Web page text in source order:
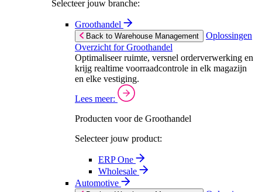
Selecteer jouw branche:
Groothandel
Back to Warehouse Management
Oplossingen
Overzicht for Groothandel
Optimaliseer ruimte, versnel orderverwerking en
krijg realtime voorraadcontrole in elk magazijn
en elke vestiging.
Lees meer:
Producten voor de Groothandel
Selecteer jouw product:
ERP One
Wholesale
Automotive